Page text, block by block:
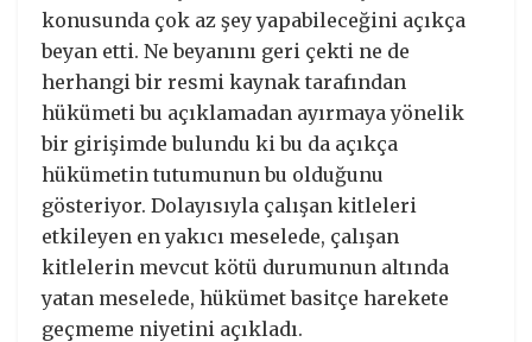
konusunda çok az şey yapabileceğini açıkça
beyan etti. Ne beyanını geri çekti ne de
herhangi bir resmi kaynak tarafından
hükümeti bu açıklamadan ayırmaya yönelik
bir girişimde bulundu ki bu da açıkça
hükümetin tutumunun bu olduğunu
gösteriyor. Dolayısıyla çalışan kitleleri
etkileyen en yakıcı meselede, çalışan
kitlelerin mevcut kötü durumunun altında
yatan meselede, hükümet basitçe harekete
geçmeme niyetini açıkladı.